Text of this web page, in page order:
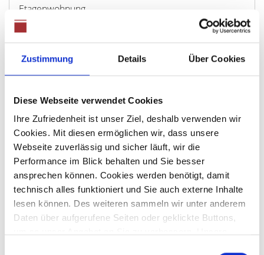
Zustimmung Details Über Cookies
Diese Webseite verwendet Cookies
Ihre Zufriedenheit ist unser Ziel, deshalb verwenden wir
Cookies. Mit diesen ermöglichen wir, dass unsere
Webseite zuverlässig und sicher läuft, wir die
Performance im Blick behalten und Sie besser
ansprechen können. Cookies werden benötigt, damit
technisch alles funktioniert und Sie auch externe Inhalte
lesen können. Des weiteren sammeln wir unter anderem
Daten über aufgerufene Seiten oder geklickte Buttons,
Etagenwohnung
WOHNFLÄCHE
ZIMMER
Preis auf Anfrage
Neusäß - Schlipsheim
*** Verkauft *** Willkommen im Haus für die kleine
Familie in Neusäß/Schlipsheim
Einfamilienhaus